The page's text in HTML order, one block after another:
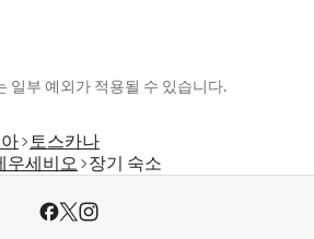
일부 예외가 적용될 수 있습니다.
토스카나
우세비오 장기 숙소